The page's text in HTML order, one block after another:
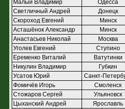
Малый Владимир
Одесса
Светличный Андрей
Донецк
Скороход Евгений
Минск
Асташёнок Александр
Минск
Анастасьев Николай
Москва
Уголев Евгений
Ступино
Еременко Виталий
Ватутинки
Никулин Владимир
Губкин
Усатов Юрий
Санкт-
Фомичёв Игорь
Смоленск
Стожаров Сергей
Ульяновск
Цыханский Андрей
Ярославль